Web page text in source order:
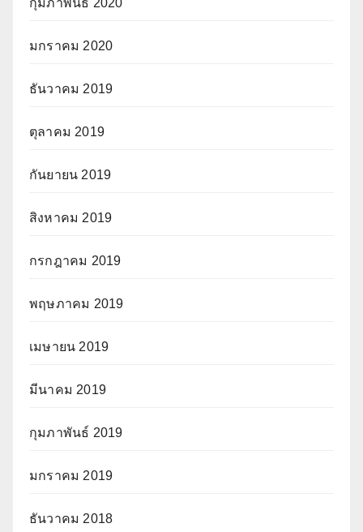
มกราคม 2020
ธันวาคม 2019
ตุลาคม 2019
กันยายน 2019
สิงหาคม 2019
กรกฎาคม 2019
พฤษภาคม 2019
เมษายน 2019
มีนาคม 2019
กุมภาพันธ์ 2019
มกราคม 2019
ธันวาคม 2018